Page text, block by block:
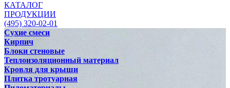
КАТАЛОГ
ПРОДУКЦИИ
(495) 320-02-01
Сухие смеси
Кирпич
Блоки стеновые
Теплоизоляционный материал
Кровля для крыши
Плитка тротуарная